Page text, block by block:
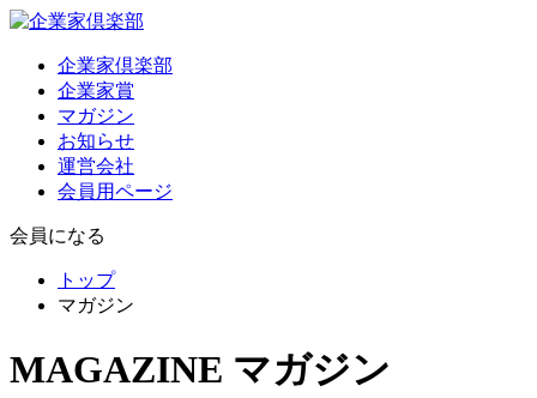
企業家倶楽部
企業家賞
マガジン
お知らせ
運営会社
会員用ページ
会員になる
トップ
マガジン
MAGAZINE マガジン